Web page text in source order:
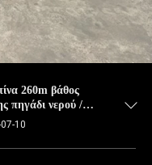
260m βάθος
πηγάδι νερού /
10